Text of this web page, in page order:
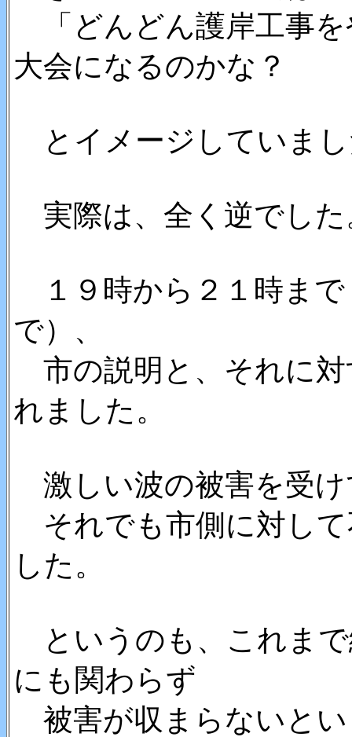
「どんどん護岸工事
大会になるのかな？
とイメージしていま
実際は、全く逆でした
１９時から２１時まで
で）、
市の説明と、それに
れました。
激しい波の被害を受
それでも市側に対し
した。
というのも、これま
にも関わらず
被害が収まらないと